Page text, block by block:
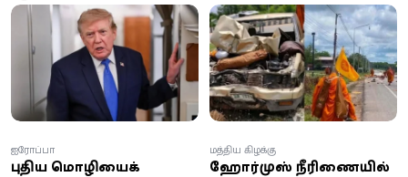
கொல்ல விரும்பவில்லை'
– ஈரானுடன்
பேச்சுவார்த்தைக்கு
திரும்பிய டிரம்ப்!
பௌத்தத் துறவிகள்
ஊர்வலத்தில் புகுந்து
விபத்து; 8 துறவிகள்
உயிரிழப்பு!
புதிய மொழியைக்
ஐரோப்பா
ஹோர்முஸ் நீரிணையில்
மத்திய கிழக்கு